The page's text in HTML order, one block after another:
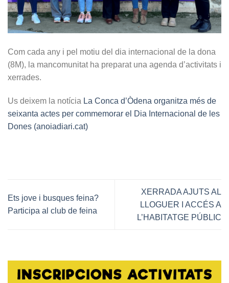
Com cada any i pel motiu del dia internacional de la dona
(8M), la mancomunitat ha preparat una agenda d’activitats i
xerrades.
Us deixem la notícia La Conca d’Òdena organitza més de
seixanta actes per commemorar el Dia Internacional de les
Dones (anoiadiari.cat)
Ets jove i busques feina?
Participa al club de feina
XERRADA AJUTS AL
LLOGUER I ACCÉS A
L’HABITATGE PÚBLIC